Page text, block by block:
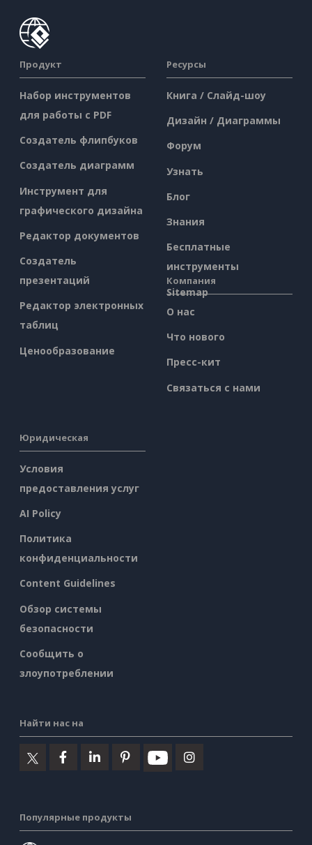
Продукт
Набор инструментов
для работы с PDF
Создатель флипбуков
Создатель диаграмм
Инструмент для
графического дизайна
Редактор документов
Создатель
презентаций
Редактор электронных
таблиц
Ценообразование
Ресурсы
Книга / Слайд-шоу
Дизайн / Диаграммы
Форум
Узнать
Блог
Знания
Бесплатные
инструменты
Sitemap
Компания
О нас
Что нового
Пресс-кит
Связаться с нами
Юридическая
Условия
предоставления услуг
AI Policy
Политика
конфиденциальности
Content Guidelines
Обзор системы
безопасности
Сообщить о
злоупотреблении
Найти нас на
Популярные продукты